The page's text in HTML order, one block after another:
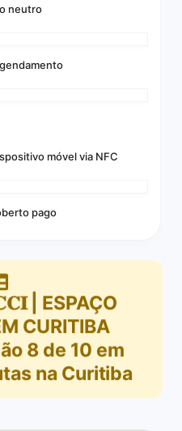
neutro
móvel via NFC
pago
| ESPAÇO
CURITIBA
8 de 10 em
na Curitiba